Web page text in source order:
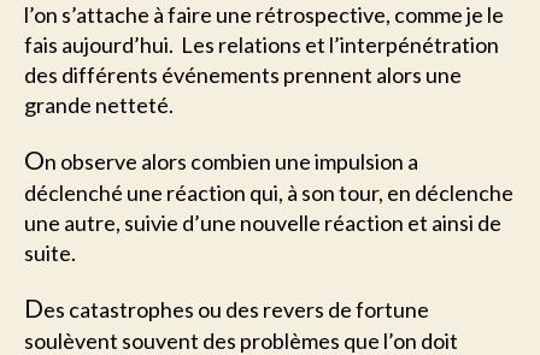
l’on s’attache à faire une rétrospective, comme je le
fais aujourd’hui. Les relations et l’interpénétration
des différents événements prennent alors une
grande netteté.
On observe alors combien une impulsion a
déclenché une réaction qui, à son tour, en déclenche
une autre, suivie d’une nouvelle réaction et ainsi de
suite.
Des catastrophes ou des revers de fortune
soulèvent souvent des problèmes que l’on doit